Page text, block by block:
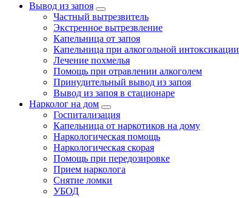
Вывод из запоя
Частный вытрезвитель
Экстренное вытрезвление
Капельница от запоя
Капельница при алкогольной интоксикации
Лечение похмелья
Помощь при отравлении алкоголем
Принудительный вывод из запоя
Вывод из запоя в стационаре
Нарколог на дом
Госпитализация
Капельница от наркотиков на дому
Наркологическая помощь
Наркологическая скорая
Помощь при передозировке
Прием нарколога
Снятие ломки
УБОД